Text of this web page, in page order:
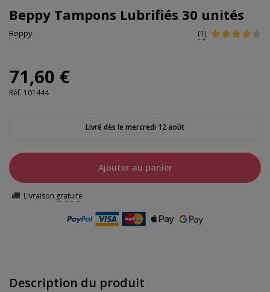
Beppy Tampons Lubrifiés 30 unités
Beppy (1)
71,60 €
Réf. 101444
Livré dès le mercredi 12 août
Ajouter au panier
Livraison gratuite
Description du produit